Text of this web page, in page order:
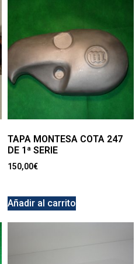
TAPA MONTESA COTA 247
DE 1ª SERIE
150,00€
Añadir al carrito